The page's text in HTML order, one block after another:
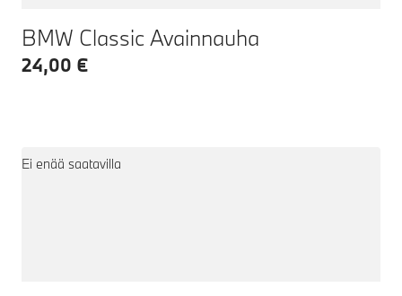
BMW Classic Avainnauha
24,00 €
Ei enää saatavilla